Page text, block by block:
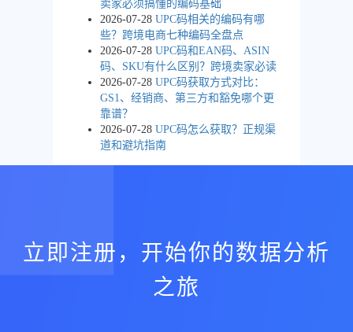
卖家必须搞懂的编码基础
2026-07-28 UPC码相关的编码有哪
些？跨境电商七种编码全盘点
2026-07-28 UPC码和EAN码、ASIN
码、SKU有什么区别？跨境卖家必读
2026-07-28 UPC码获取方式对比：
GS1、经销商、第三方和豁免哪个更
靠谱？
2026-07-28 UPC码怎么获取？正规渠
道和避坑指南
立即注册，开始你的数据分析
之旅